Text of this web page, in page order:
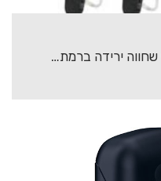
מי זקוק למכשירי שמיעה? כל מי שחווה ירידה ברמת השמיעה זקוק להשמת מכשירי שמיעה. תופעה…